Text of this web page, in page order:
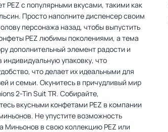
PEZ с популярными вкусами, такими как
Просто наполните диспенсер своим
персонажа назад, чтобы выпустить
PEZ любимы поколениями, а тема
дополнительный элемент радости и
упаковку, что
что делает их идеальными для
и семьи. Окунитесь в причудливый мир
2-Tin Suit TR. Собирайте,
вкусными конфетами PEZ в компании
Не упустите возможность
Миньонов в свою коллекцию PEZ или